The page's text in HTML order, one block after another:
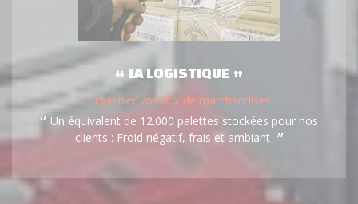
LA LOGISTIQUE
organiser vos flux de marchandises
Un équivalent de 12.000 palettes stockées pour nos
clients : Froid négatif, frais et ambiant